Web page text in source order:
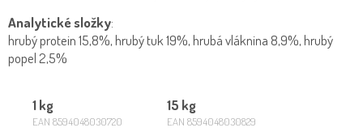
Analytické složky:
hrubý protein 15,8%, hrubý tuk 19%, hrubá vláknina 8,9%, hrubý
popel 2,5%
1 kg
EAN 8594048030720
15 kg
EAN 8594048030829